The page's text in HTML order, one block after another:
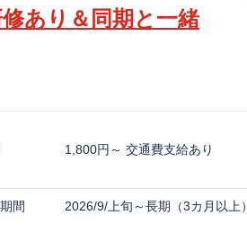
あり＆同期と一緒
1,800円～ 交通費支給あり
間 2026/9/上旬～長期（3カ月以上）